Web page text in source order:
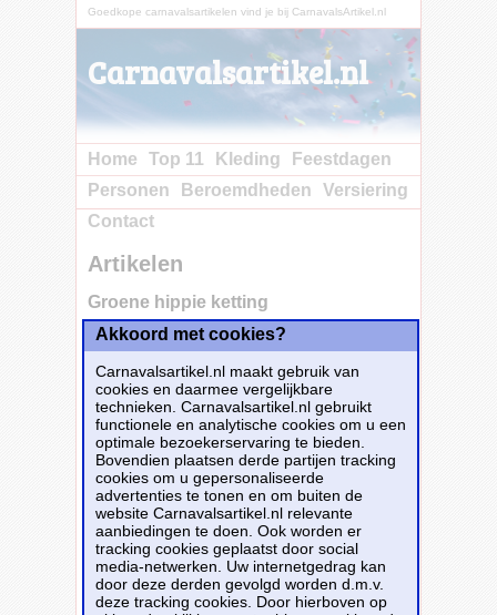
Goedkope carnavalsartikelen vind je bij CarnavalsArtikel.nl
Carnavalsartikel.nl
Home Top 11 Kleding
Feestdagen
Personen
Beroemdheden
Versiering
Contact
Artikelen
Groene hippie ketting
Koop nu bij e-
Carnavalskleding.nl voor slechts€ 1.75!
Dit carnavalsartikelGroene hippie ketting
te bestellen bijE-Carnavalskleding.nlvoor
1,75.
Bestellen
Kleuren
Groen
Personen
Hippie
Sieraden
Kettingen
Akkoord met cookies?
Carnavalsartikel.nl maakt gebruik van
cookies en daarmee vergelijkbare
technieken. Carnavalsartikel.nl gebruikt
functionele en analytische cookies om u een
optimale bezoekerservaring te bieden.
Bovendien plaatsen derde partijen tracking
cookies om u gepersonaliseerde
advertenties te tonen en om buiten de
website Carnavalsartikel.nl relevante
aanbiedingen te doen. Ook worden er
tracking cookies geplaatst door social
media-netwerken. Uw internetgedrag kan
door deze derden gevolgd worden d.m.v.
deze tracking cookies. Door hierboven op